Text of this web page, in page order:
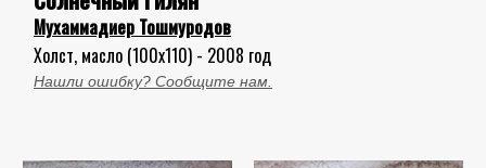
Мухаммадиер Тошмуродов
Холст, масло (100x110) - 2008 год
Нашли ошибку? Сообщите нам.